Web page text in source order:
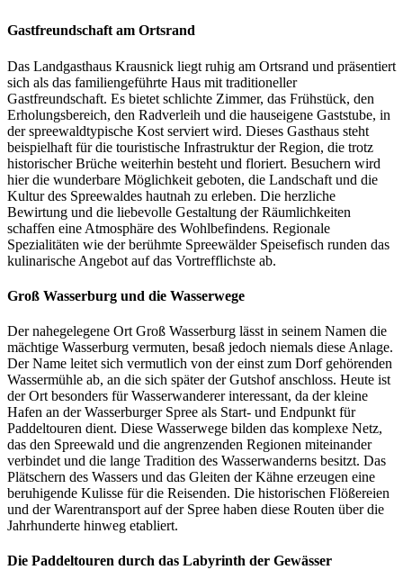
Gastfreundschaft am Ortsrand
Das Landgasthaus Krausnick liegt ruhig am Ortsrand und präsentiert
sich als das familiengeführte Haus mit traditioneller
Gastfreundschaft. Es bietet schlichte Zimmer, das Frühstück, den
Erholungsbereich, den Radverleih und die hauseigene Gaststube, in
der spreewaldtypische Kost serviert wird. Dieses Gasthaus steht
beispielhaft für die touristische Infrastruktur der Region, die trotz
historischer Brüche weiterhin besteht und floriert. Besuchern wird
hier die wunderbare Möglichkeit geboten, die Landschaft und die
Kultur des Spreewaldes hautnah zu erleben. Die herzliche
Bewirtung und die liebevolle Gestaltung der Räumlichkeiten
schaffen eine Atmosphäre des Wohlbefindens. Regionale
Spezialitäten wie der berühmte Spreewälder Speisefisch runden das
kulinarische Angebot auf das Vortrefflichste ab.
Groß Wasserburg und die Wasserwege
Der nahegelegene Ort Groß Wasserburg lässt in seinem Namen die
mächtige Wasserburg vermuten, besaß jedoch niemals diese Anlage.
Der Name leitet sich vermutlich von der einst zum Dorf gehörenden
Wassermühle ab, an die sich später der Gutshof anschloss. Heute ist
der Ort besonders für Wasserwanderer interessant, da der kleine
Hafen an der Wasserburger Spree als Start- und Endpunkt für
Paddeltouren dient. Diese Wasserwege bilden das komplexe Netz,
das den Spreewald und die angrenzenden Regionen miteinander
verbindet und die lange Tradition des Wasserwanderns besitzt. Das
Plätschern des Wassers und das Gleiten der Kähne erzeugen eine
beruhigende Kulisse für die Reisenden. Die historischen Flößereien
und der Warentransport auf der Spree haben diese Routen über die
Jahrhunderte hinweg etabliert.
Die Paddeltouren durch das Labyrinth der Gewässer